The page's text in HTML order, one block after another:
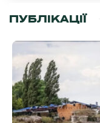
ПУБЛІКАЦІЇ